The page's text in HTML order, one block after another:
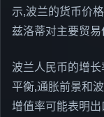
示,波兰的货币价
兹洛蒂对主要贸
波兰人民币的增
平衡,通胀前景和
增值率可能表明